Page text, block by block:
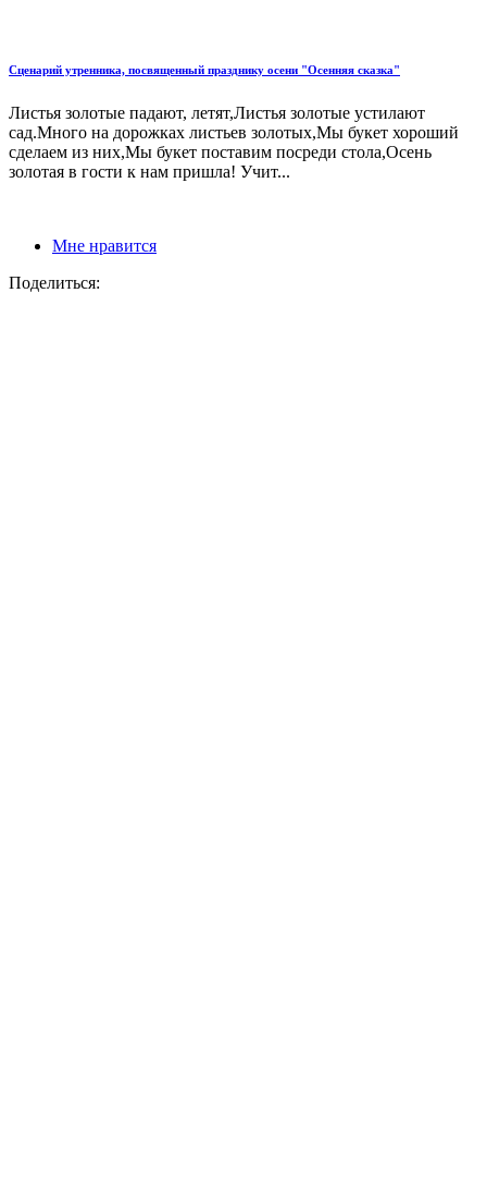
Сценарий утренника, посвященный празднику осени "Осенняя сказка"
Листья золотые падают, летят,Листья золотые устилают
сад.Много на дорожках листьев золотых,Мы букет хороший
сделаем из них,Мы букет поставим посреди стола,Осень
золотая в гости к нам пришла! Учит...
Мне нравится
Поделиться: